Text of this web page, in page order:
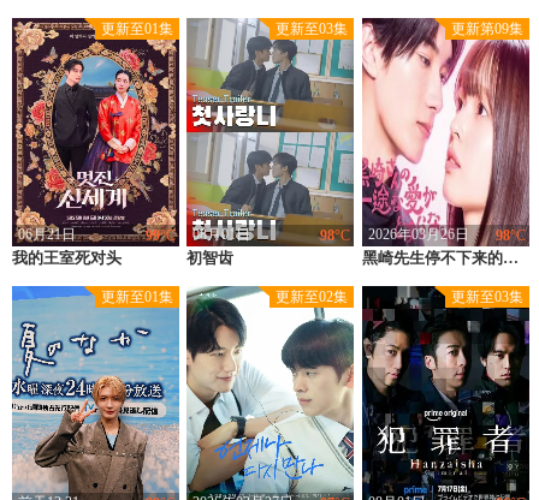
豆瓣优片库，万部电视剧在线选
现已收录电视剧 4955 部
更新至01集
99°C
我的王室死对头
06月21日
类型：韩国
上映：2026
地区：
导演：韩泰燮
主演：林智妍,许南俊,张胜祖,李世熙,金玟锡,蔡书安,金海淑,尹周相,尹炳熙,郑英珠,白恩惠,白智媛,朴镇宇,吴敏爱,张河恩
更新至03集
98°C
初智齿
08月01日
类型：
上映：2026
地区：日本
导演：未知
主演：未知
更新第09集
98°C
黑崎先生停不下来的专一之爱
2026年03月26日
类型：日剧
上映：2026
地区：日本
导演： 川崎僚,平井淳史,森美春
主演：丰岛花,山中柔太朗,大西利空,竹森千人,石川恋,稻叶友
更新至01集 更新至02集 更新至03集